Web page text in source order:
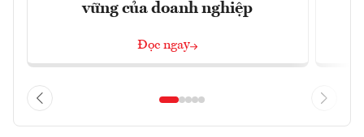
vững của doanh nghiệp
Đọc ngay